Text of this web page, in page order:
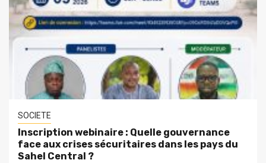
SOCIETE
Inscription webinaire : Quelle gouvernance
face aux crises sécuritaires dans les pays du
Sahel Central ?